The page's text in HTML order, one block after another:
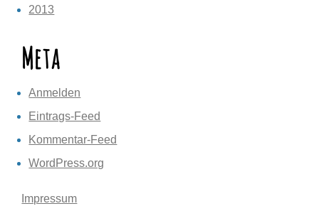
2013
Meta
Anmelden
Eintrags-Feed
Kommentar-Feed
WordPress.org
Impressum